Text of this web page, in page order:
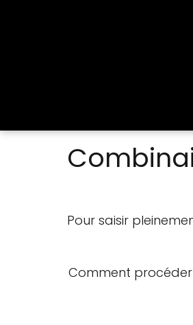
Pour saisir
Comment procéder